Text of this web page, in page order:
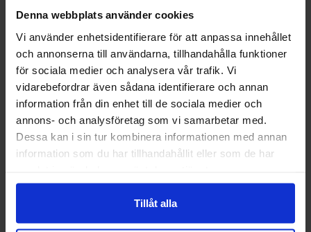
Denna webbplats använder cookies
Vi använder enhetsidentifierare för att anpassa innehållet
och annonserna till användarna, tillhandahålla funktioner
för sociala medier och analysera vår trafik. Vi
vidarebefordrar även sådana identifierare och annan
information från din enhet till de sociala medier och
annons- och analysföretag som vi samarbetar med.
Dessa kan i sin tur kombinera informationen med annan
information som du har tillhandahållit eller som de har
Tillåt alla
hos Victrix inredarna.
Ranhammarsvägen 20E
168 67 Bromma
Kundservice
Kontakta oss
Beställning och offert
Leverans
Reklamation
Monteringsanvisningar
Handla på Nordiska Fönster